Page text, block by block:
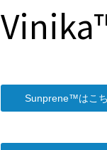
Sunprene™はこ